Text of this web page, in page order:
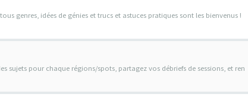
genres, idées de génies et trucs et astuces pratiques sont les bienvenus !
sujets pour chaque régions/spots, partagez vos débriefs de sessions, et ren